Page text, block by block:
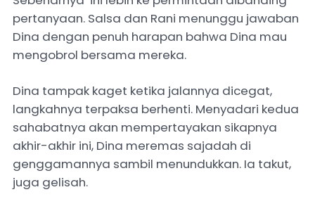
pertanyaan. Salsa dan Rani menunggu jawaban
Dina dengan penuh harapan bahwa Dina mau
mengobrol bersama mereka.
Dina tampak kaget ketika jalannya dicegat,
langkahnya terpaksa berhenti. Menyadari kedua
sahabatnya akan mempertayakan sikapnya
akhir-akhir ini, Dina meremas sajadah di
genggamannya sambil menundukkan. Ia takut,
juga gelisah.